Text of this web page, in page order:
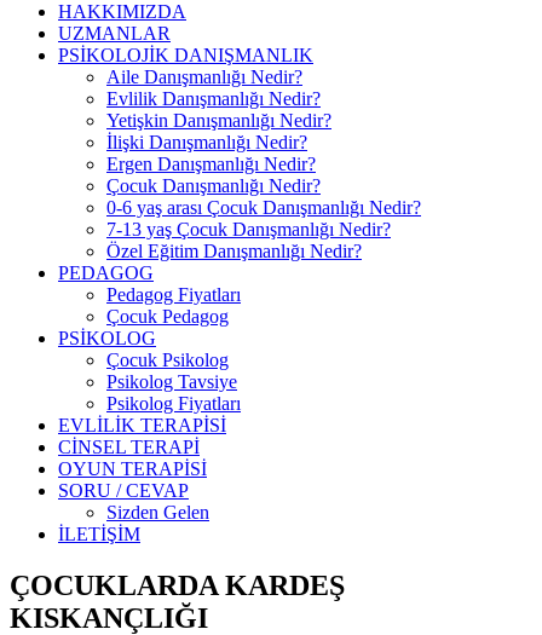
HAKKIMIZDA
UZMANLAR
PSİKOLOJİK DANIŞMANLIK
Aile Danışmanlığı Nedir?
Evlilik Danışmanlığı Nedir?
Yetişkin Danışmanlığı Nedir?
İlişki Danışmanlığı Nedir?
Ergen Danışmanlığı Nedir?
Çocuk Danışmanlığı Nedir?
0-6 yaş arası Çocuk Danışmanlığı Nedir?
7-13 yaş Çocuk Danışmanlığı Nedir?
Özel Eğitim Danışmanlığı Nedir?
PEDAGOG
Pedagog Fiyatları
Çocuk Pedagog
PSİKOLOG
Çocuk Psikolog
Psikolog Tavsiye
Psikolog Fiyatları
EVLİLİK TERAPİSİ
CİNSEL TERAPİ
OYUN TERAPİSİ
SORU / CEVAP
Sizden Gelen
İLETİŞİM
ÇOCUKLARDA KARDEŞ
KISKANÇLIĞI